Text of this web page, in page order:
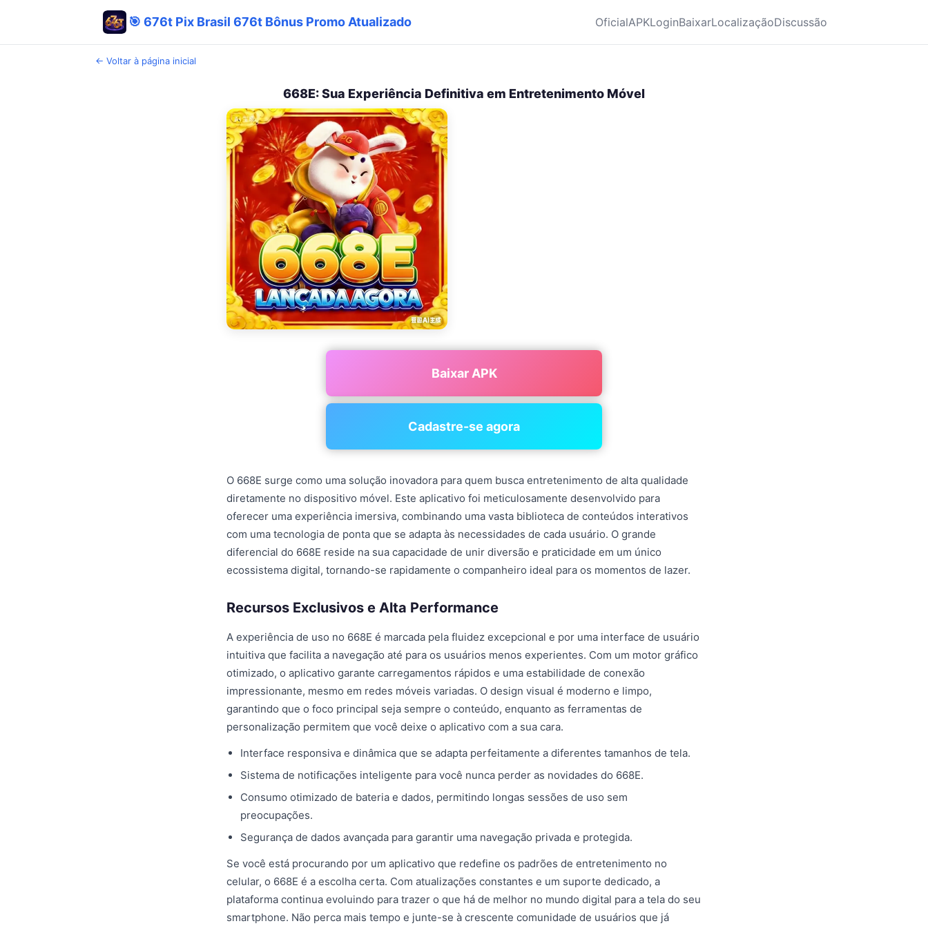
🎯 676t Pix Brasil 676t Bônus Promo Atualizado OficialAPKLoginBaixarLocalizaçãoDiscussão
← Voltar à página inicial
668E: Sua Experiência Definitiva em Entretenimento Móvel
Baixar APK
Cadastre-se agora
O 668E surge como uma solução inovadora para quem busca entretenimento de alta qualidade
diretamente no dispositivo móvel. Este aplicativo foi meticulosamente desenvolvido para
oferecer uma experiência imersiva, combinando uma vasta biblioteca de conteúdos interativos
com uma tecnologia de ponta que se adapta às necessidades de cada usuário. O grande
diferencial do 668E reside na sua capacidade de unir diversão e praticidade em um único
ecossistema digital, tornando-se rapidamente o companheiro ideal para os momentos de lazer.
Recursos Exclusivos e Alta Performance
A experiência de uso no 668E é marcada pela fluidez excepcional e por uma interface de usuário
intuitiva que facilita a navegação até para os usuários menos experientes. Com um motor gráfico
otimizado, o aplicativo garante carregamentos rápidos e uma estabilidade de conexão
impressionante, mesmo em redes móveis variadas. O design visual é moderno e limpo,
garantindo que o foco principal seja sempre o conteúdo, enquanto as ferramentas de
personalização permitem que você deixe o aplicativo com a sua cara.
Interface responsiva e dinâmica que se adapta perfeitamente a diferentes tamanhos de tela.
Sistema de notificações inteligente para você nunca perder as novidades do 668E.
Consumo otimizado de bateria e dados, permitindo longas sessões de uso sem
preocupações.
Segurança de dados avançada para garantir uma navegação privada e protegida.
Se você está procurando por um aplicativo que redefine os padrões de entretenimento no
celular, o 668E é a escolha certa. Com atualizações constantes e um suporte dedicado, a
plataforma continua evoluindo para trazer o que há de melhor no mundo digital para a tela do seu
smartphone. Não perca mais tempo e junte-se à crescente comunidade de usuários que já